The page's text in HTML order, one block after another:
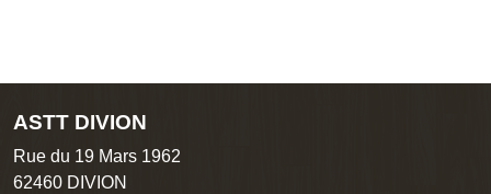
ASTT DIVION
Rue du 19 Mars 1962
62460 DIVION